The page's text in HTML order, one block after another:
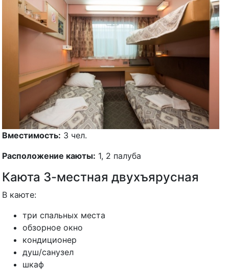
Вместимость:
3 чел.
Расположение каюты:1, 2 палуба
Каюта 3-местная двухъярусная
В каюте:
кондиционер
душ/санузел
шкаф
радио
электророзетка 220V.